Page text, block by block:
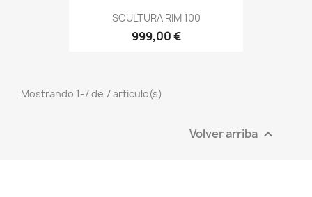
SCULTURA RIM 100
999,00 €
Mostrando 1-7 de 7 artículo(s)
Volver arriba 